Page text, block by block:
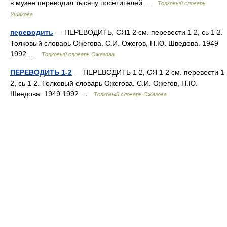
в музее переводил тысячу посетителей …
Толковый словарь
Ушакова
переводить — ПЕРЕВОДИТЬ, СЯ1 2 см. перевести 1 2, сь 1 2.
Толковый словарь Ожегова. С.И. Ожегов, Н.Ю. Шведова. 1949
1992 …
Толковый словарь Ожегова
ПЕРЕВОДИТЬ 1-2 — ПЕРЕВОДИТЬ 1 2, СЯ 1 2 см. перевести 1
2, сь 1 2. Толковый словарь Ожегова. С.И. Ожегов, Н.Ю.
Шведова. 1949 1992 …
Толковый словарь Ожегова